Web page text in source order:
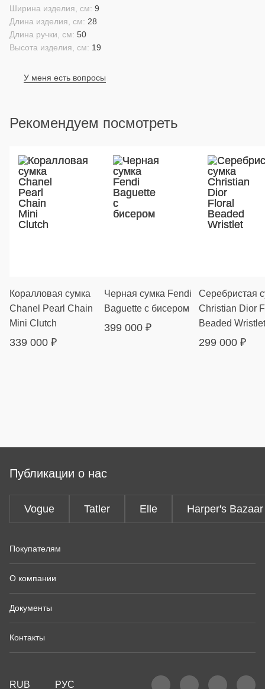
Высота изделия, см: 19
Длина ручки, см: 50
Длина изделия, см: 28
Ширина изделия, см: 9
У меня есть вопросы
Рекомендуем посмотреть
Коралловая сумка
Chanel Pearl Chain
Mini Clutch
339 000 ₽
Черная сумка Fendi
Baguette с бисером
399 000 ₽
Серебристая
Christian Dior
Beaded Wristlet
299 000 ₽
Публикации о нас
Vogue Tatler Elle Harper's Bazaar
Покупателям
О компании
Документы
Контакты
RUB РУС